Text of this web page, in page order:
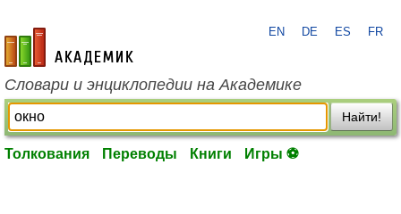
academic.ru
EN DE ES FR
Словари и энциклопедии на Академике
Найти!
Толкования Переводы Книги Игры ⚽